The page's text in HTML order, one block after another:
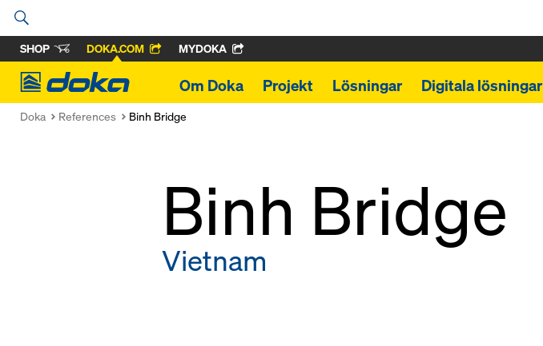
SHOP DOKA.COM MYDOKA
Doka
Om Doka Projekt Lösningar Digitala lösningar
Doka References Binh Bridge
Binh Bridge
Vietnam